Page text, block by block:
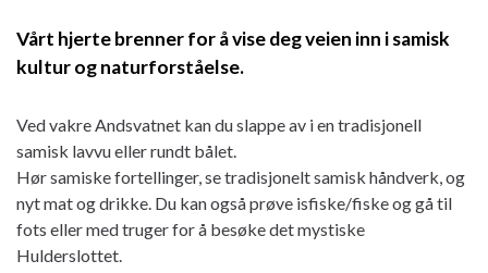
Vårt hjerte brenner for å vise deg veien inn i samisk
kultur og naturforståelse.
Ved vakre Andsvatnet kan du slappe av i en tradisjonell
samisk lavvu eller rundt bålet.
Hør samiske fortellinger, se tradisjonelt samisk håndverk, og
nyt mat og drikke. Du kan også prøve isfiske/fiske og gå til
fots eller med truger for å besøke det mystiske
Hulderslottet.